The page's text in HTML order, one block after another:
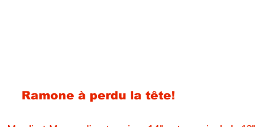
Ramone à perdu la tête!